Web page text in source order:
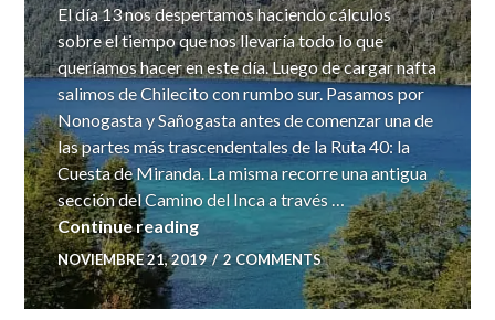
El día 13 nos despertamos haciendo cálculos
sobre el tiempo que nos llevaría todo lo que
queríamos hacer en este día. Luego de cargar nafta
salimos de Chilecito con rumbo sur. Pasamos por
Nonogasta y Sañogasta antes de comenzar una de
las partes más trascendentales de la Ruta 40: la
Cuesta de Miranda. La misma recorre una antigua
sección del Camino del Inca a través …
Continue readingRuta 40 – Resumen días 13 a 18
NOVIEMBRE 21, 2019 2 COMMENTS